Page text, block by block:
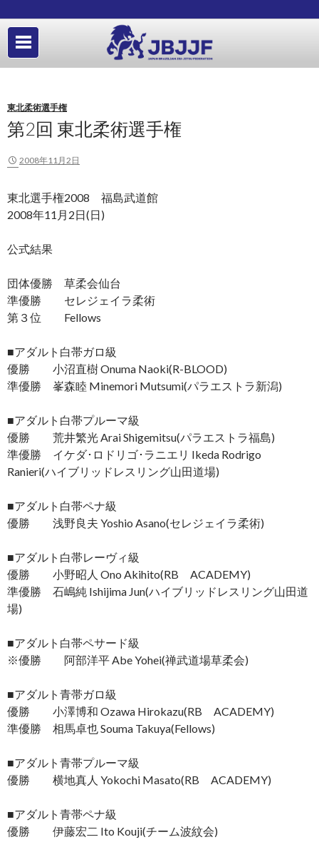
東北柔術選手権
第2回 東北柔術選手権
2008年11月2日
東北選手権2008 福島武道館
2008年11月2日(日)
公式結果
団体優勝 草柔会仙台
準優勝 セレジェイラ柔術
第３位 Fellows
■アダルト白帯ガロ級
優勝 小沼直樹 Onuma Naoki(R-BLOOD)
準優勝 峯森睦 Minemori Mutsumi(パラエストラ新潟)
■アダルト白帯プルーマ級
優勝 荒井繁光 Arai Shigemitsu(パラエストラ福島)
準優勝 イケダ･ロドリゴ･ラニエリ Ikeda Rodrigo
Ranieri(ハイブリッドレスリング山田道場)
■アダルト白帯ペナ級
優勝 浅野良夫 Yoshio Asano(セレジェイラ柔術)
■アダルト白帯レーヴィ級
優勝 小野昭人 Ono Akihito(RB ACADEMY)
準優勝 石嶋純 Ishijima Jun(ハイブリッドレスリング山田道
場)
■アダルト白帯ペサード級
※優勝 阿部洋平 Abe Yohei(禅武道場草柔会)
■アダルト青帯ガロ級
優勝 小澤博和 Ozawa Hirokazu(RB ACADEMY)
準優勝 相馬卓也 Souma Takuya(Fellows)
■アダルト青帯プルーマ級
優勝 横地真人 Yokochi Masato(RB ACADEMY)
■アダルト青帯ペナ級
優勝 伊藤宏二 Ito Kouji(チーム波紋会)